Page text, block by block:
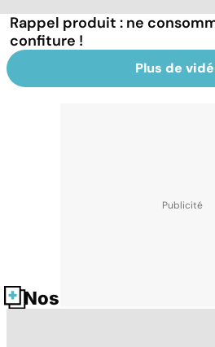
Rappel produit : ne
confiture !
Plus de
Nos fiches santé